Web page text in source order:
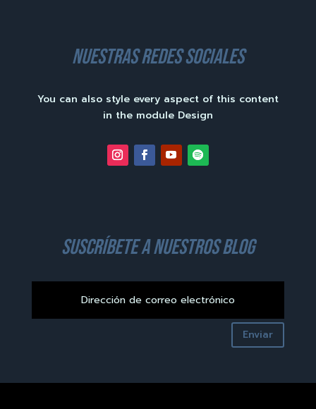
nuestras redes sociales
You can also style every aspect of this content
in the module Design
suscríbete a nuestros blog
Enviar